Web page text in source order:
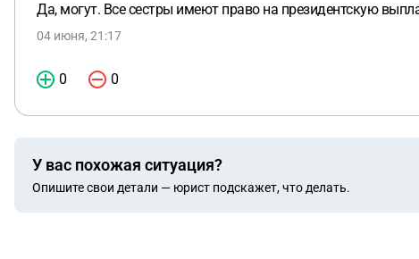
Да, могут. Все сестры имеют право на президентскую
04 июня, 21:17
0 0
У вас похожая ситуация?
Опишите свои детали — юрист подскажет, что делать.